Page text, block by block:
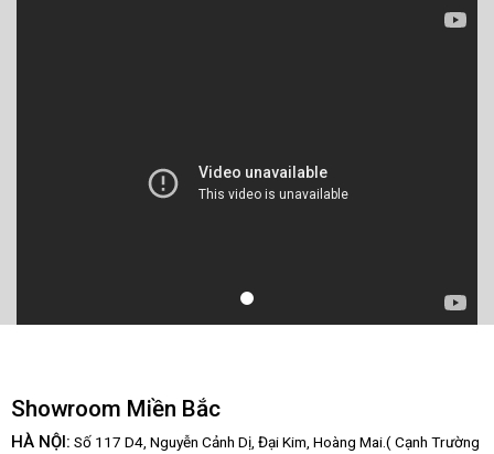
Showroom Miền Bắc
HÀ NỘI: Số 117 D4, Nguyễn Cảnh Dị, Đại Kim, Hoàng Mai.( Cạnh Trường